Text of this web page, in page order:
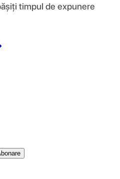
timpul de expunere